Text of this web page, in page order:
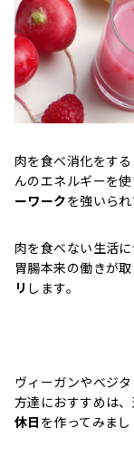
肉を食べ消化をす
んのエネルギーを使
ーワークを強いられ
肉を食べない生活
胃腸本来の働きが
リ します。
ヴィーガンやべジ
方達におすすめは
休日 を作ってみまし